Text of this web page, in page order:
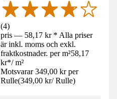
(4)
pris — 58,17 kr * Alla priser
är inkl. moms och exkl.
fraktkostnader. per m²58,17
kr*/ m²
Motsvarar 349,00 kr per
Rulle(349,00 kr/ Rulle)